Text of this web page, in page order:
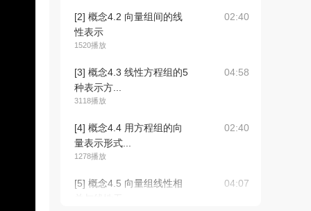
[2] 概念4.2 向量组间的线
性表示
1520播放
02:40
[3] 概念4.3 线性方程组的5
种表示方...
3118播放
04:58
[4] 概念4.4 用方程组的向
量表示形式...
1278播放
02:40
[5] 概念4.5 向量组线性相
04:07